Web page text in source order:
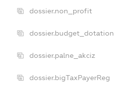
dossier.non_profit
dossier.budget_dotation
dossier.palne_akciz
dossier.bigTaxPayerReg